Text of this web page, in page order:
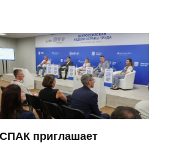
СПАК приглашает